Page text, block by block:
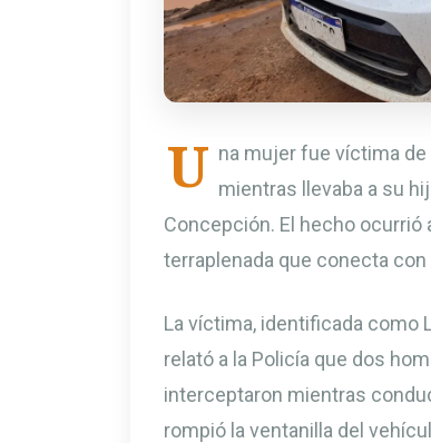
U na mujer fue víctima
mientras llevaba a su
Concepción. El hecho ocurrió
terraplenada que conecta con
La víctima, identificada como
relató a la Policía que dos
interceptaron mientras
rompió la ventanilla del